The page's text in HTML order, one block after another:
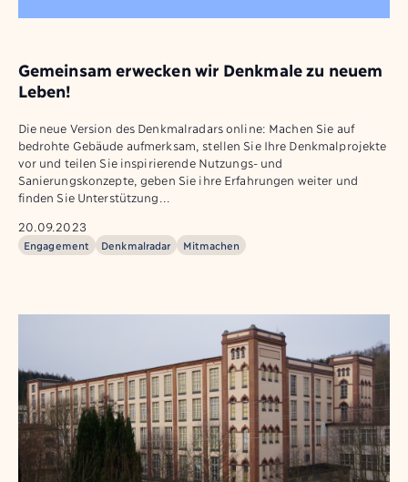
Gemeinsam erwecken wir Denkmale zu neuem
Leben!
Die neue Version des Denkmalradars online: Machen Sie auf
bedrohte Gebäude aufmerksam, stellen Sie Ihre Denkmalprojekte
vor und teilen Sie inspirierende Nutzungs- und
Sanierungskonzepte, geben Sie ihre Erfahrungen weiter und
finden Sie Unterstützung...
20.09.2023
Engagement Denkmalradar Mitmachen